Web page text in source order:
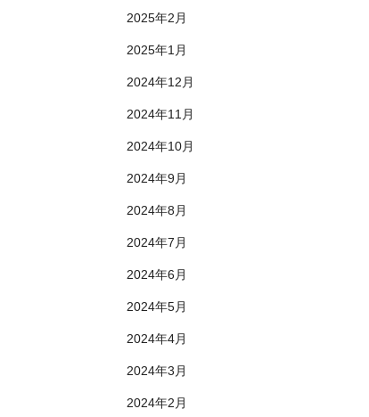
2025年2月
2025年1月
2024年12月
2024年11月
2024年10月
2024年9月
2024年8月
2024年7月
2024年6月
2024年5月
2024年4月
2024年3月
2024年2月